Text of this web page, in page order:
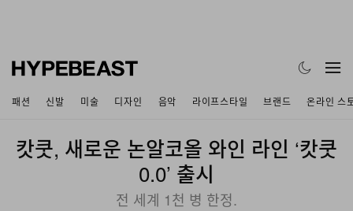
패션 신발 미술 디자인 음악 라이프스타일 브랜드 온라인 스
캇쿳, 새로운 논알코올 와인 라인 ‘캇쿳
0.0’ 출시
전 세계 1천 병 한정.